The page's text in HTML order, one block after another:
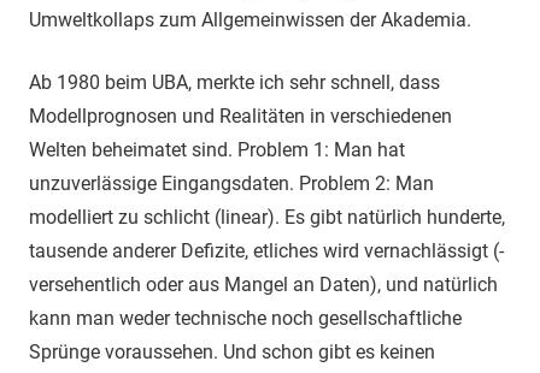
Umweltkollaps zum Allgemeinwissen der Akademia.
Ab 1980 beim UBA, merkte ich sehr schnell, dass
Modellprognosen und Realitäten in verschiedenen
Welten beheimatet sind. Problem 1: Man hat
unzuverlässige Eingangsdaten. Problem 2: Man
modelliert zu schlicht (linear). Es gibt natürlich hunderte,
tausende anderer Defizite, etliches wird vernachlässigt (-
versehentlich oder aus Mangel an Daten), und natürlich
kann man weder technische noch gesellschaftliche
Sprünge voraussehen. Und schon gibt es keinen